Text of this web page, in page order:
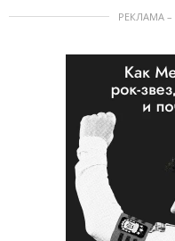
РЕКЛАМА